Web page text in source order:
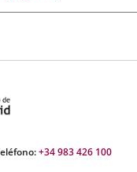
+34 983 426 100